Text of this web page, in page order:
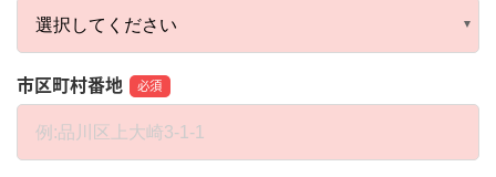
市区町村番地 必須